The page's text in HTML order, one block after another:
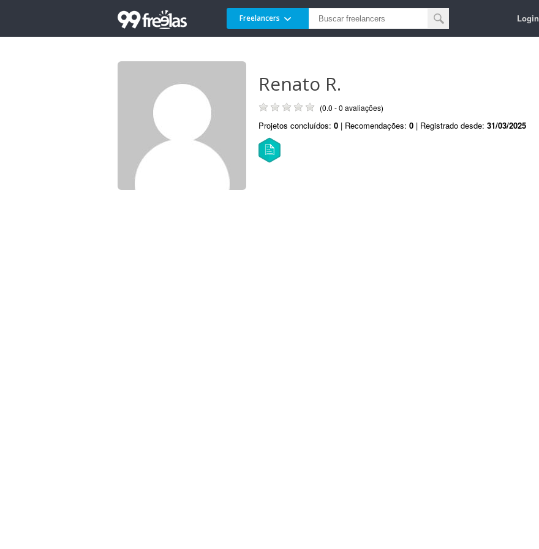
Freelancers Login
Renato R.
(0.0 - 0 avaliações)
Projetos concluídos: 0 | Recomendações: 0 | Registrado desde: 31/03/2025